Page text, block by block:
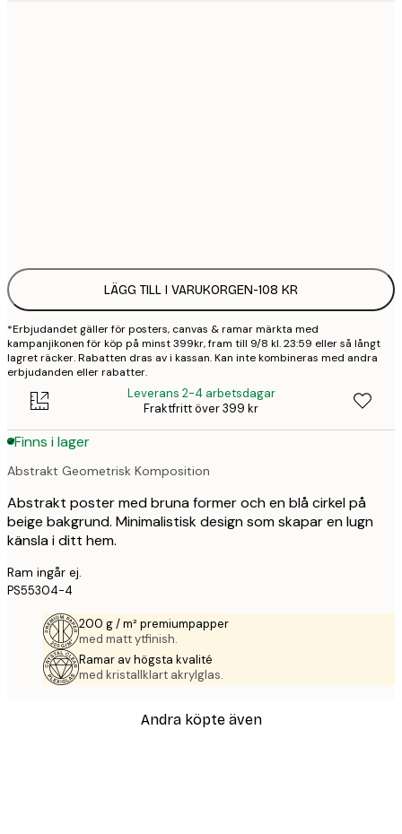
LÄGG TILL I VARUKORGEN-108 KR
*Erbjudandet gäller för posters, canvas & ramar märkta med
kampanjikonen för köp på minst 399kr, fram till 9/8 kl. 23:59 eller så långt
lagret räcker. Rabatten dras av i kassan. Kan inte kombineras med andra
erbjudanden eller rabatter.
Leverans 2-4 arbetsdagar
Fraktfritt över 399 kr
Finns i lager
Abstrakt Geometrisk Komposition
Abstrakt poster med bruna former och en blå cirkel på
beige bakgrund. Minimalistisk design som skapar en lugn
känsla i ditt hem.
Ram ingår ej.
PS55304-4
200 g / m² premiumpapper
med matt ytfinish.
Ramar av högsta kvalité
med kristallklart akrylglas.
Andra köpte även